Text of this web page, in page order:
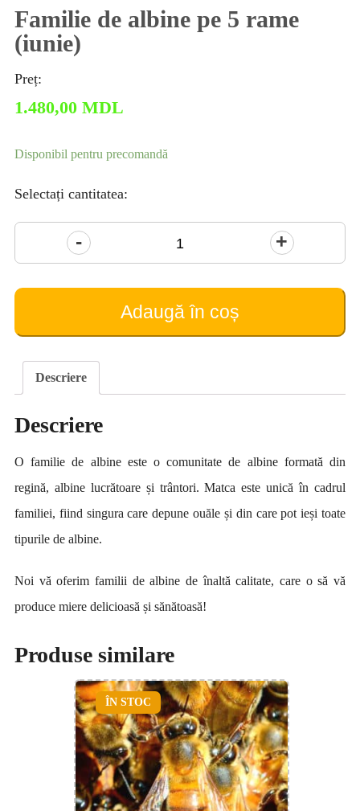
Familie de albine pe 5 rame
(iunie)
Preț:
1.480,00 MDL
Disponibil pentru precomandă
Selectați cantitatea:
Cantitate
Familie
de
5
(iunie)
Adaugă în coș
Descriere
Descriere
O familie de albine este o comunitate de albine formată din
regină, albine lucrătoare și trântori. Matca este unică în cadrul
familiei, fiind singura care depune ouăle și din care pot ieși toate
tipurile de albine.
Noi vă oferim familii de albine de înaltă calitate, care o să vă
produce miere delicioasă și sănătoasă!
Produse similare
ÎN STOC